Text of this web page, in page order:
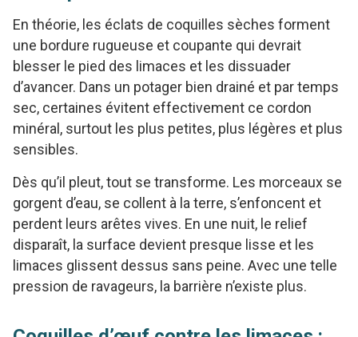
En théorie, les éclats de coquilles sèches forment
une bordure rugueuse et coupante qui devrait
blesser le pied des limaces et les dissuader
d’avancer. Dans un potager bien drainé et par temps
sec, certaines évitent effectivement ce cordon
minéral, surtout les plus petites, plus légères et plus
sensibles.
Dès qu’il pleut, tout se transforme. Les morceaux se
gorgent d’eau, se collent à la terre, s’enfoncent et
perdent leurs arêtes vives. En une nuit, le relief
disparaît, la surface devient presque lisse et les
limaces glissent dessus sans peine. Avec une telle
pression de ravageurs, la barrière n’existe plus.